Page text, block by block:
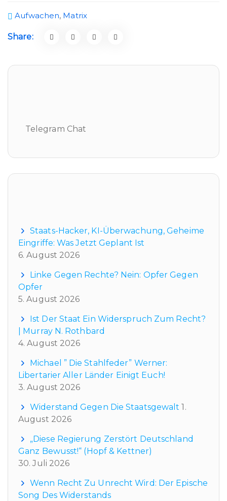
Aufwachen, Matrix
Share:
Telegram Chat
Staats-Hacker, KI-Überwachung, Geheime
Eingriffe: Was Jetzt Geplant Ist
6. August 2026
Linke Gegen Rechte? Nein: Opfer Gegen
Opfer
5. August 2026
Ist Der Staat Ein Widerspruch Zum Recht?
| Murray N. Rothbard
4. August 2026
Michael ” Die Stahlfeder” Werner:
Libertarier Aller Länder Einigt Euch!
3. August 2026
Widerstand Gegen Die Staatsgewalt 1.
August 2026
„Diese Regierung Zerstört Deutschland
Ganz Bewusst!“ (Hopf & Kettner)
30. Juli 2026
Wenn Recht Zu Unrecht Wird: Der Epische
Song Des Widerstands